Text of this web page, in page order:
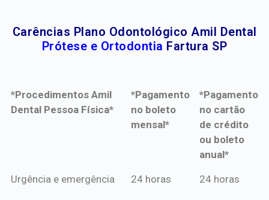
Carências Plano Odontológico Amil Dental
Prótese e Ortodontia Fartura SP
*Procedimentos Amil
Dental Pessoa Física*
*Pagamento
no boleto
mensal*
*Pagamento
no cartão
de crédito
ou boleto
anual*
*Procedimentos Amil
*Pagamento
*Pagamento
Urgência e emergência 24 horas 24 horas